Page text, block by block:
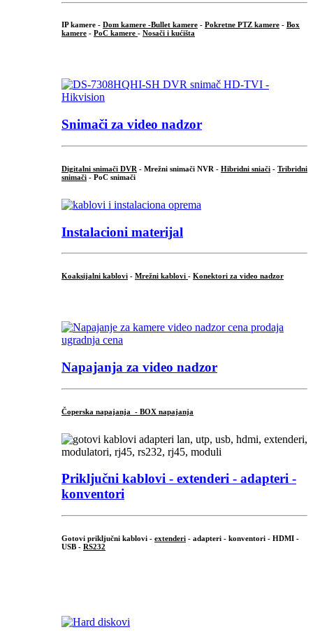
IP kamere - Dom kamere -Bullet kamere - Pokretne PTZ kamere - Box
kamere - PoC kamere - Nosači i kućišta
Snimači za video nadzor
Digitalni snimači DVR - Mrežni snimači NVR - Hibridni sniači - Tribridni
snimači - PoC snimači
Instalacioni materijal
Koaksijalni kablovi - Mrežni kablovi - Konektori za video nadzor
Napajanja za video nadzor
Čoperska napajanja - BOX napajanja
Priključni kablovi - extenderi - adapteri -
konventori
Gotovi priključni kablovi - extenderi - adapteri - konventori - HDMI -
USB - RS232